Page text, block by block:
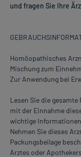
und fragen Sie Ihre
Homöopathisches
Mischung zum
Zur Anwendung bei
Lesen Sie die
mit der Einnahme
wichtige
Nehmen Sie dieses
Packungsbeilage
Arztes oder